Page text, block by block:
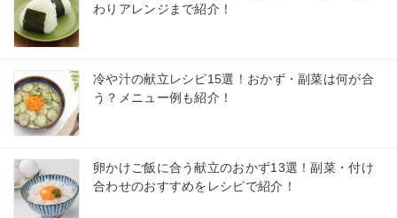
わりアレンジまで紹介！
冷や汁の献立レシピ15選！おかず・副菜は何が合
う？メニュー例も紹介！
卵かけご飯に合う献立のおかず13選！副菜・付け
合わせのおすすめをレシピで紹介！